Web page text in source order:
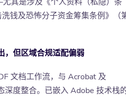
钱及恐怖分子资金筹集条例》（
，但区域合规适配偏弱
文档工作流，与 Acrobat 及
深度整合。已嵌入 Adobe 技术栈